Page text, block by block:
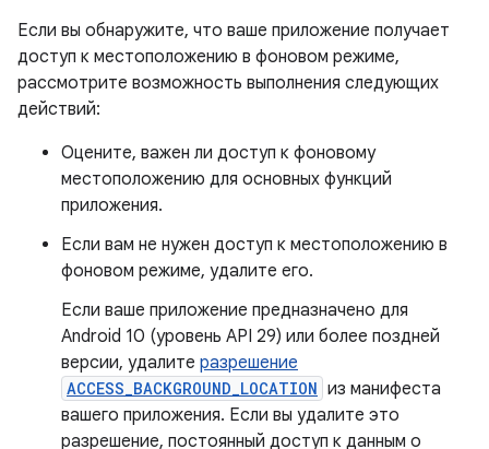
Если вы обнаружите, что ваше приложение получает
доступ к местоположению в фоновом режиме,
рассмотрите возможность выполнения следующих
действий:
Оцените, важен ли доступ к фоновому
местоположению для основных функций
приложения.
Если вам не нужен доступ к местоположению в
фоновом режиме, удалите его.
Если ваше приложение предназначено для
Android 10 (уровень API 29) или более поздней
версии, удалите разрешение
ACCESS_BACKGROUND_LOCATION из манифеста
вашего приложения. Если вы удалите это
разрешение, постоянный доступ к данным о